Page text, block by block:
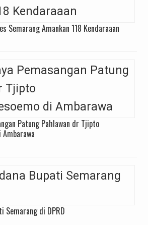
Semarang Amankan 118 Kendaraaan
Patung Pahlawan dr Tjipto
Semarang di DPRD